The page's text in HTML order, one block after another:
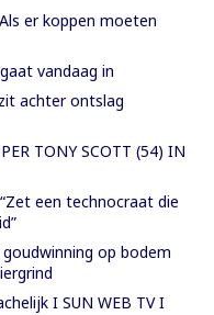
er koppen moeten
vandaag in
achter ontslag
TONY SCOTT (54) IN
een technocraat die
op bodem
I SUN WEB TV I